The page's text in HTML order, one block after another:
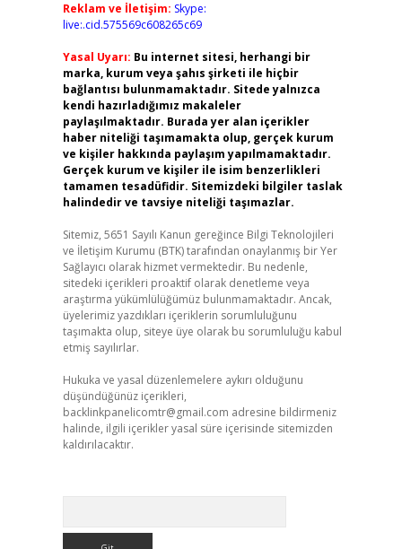
Reklam ve İletişim: Skype:
live:.cid.575569c608265c69
Yasal Uyarı: Bu internet sitesi, herhangi bir
marka, kurum veya şahıs şirketi ile hiçbir
bağlantısı bulunmamaktadır. Sitede yalnızca
kendi hazırladığımız makaleler
paylaşılmaktadır. Burada yer alan içerikler
haber niteliği taşımamakta olup, gerçek kurum
ve kişiler hakkında paylaşım yapılmamaktadır.
Gerçek kurum ve kişiler ile isim benzerlikleri
tamamen tesadüfidir. Sitemizdeki bilgiler taslak
halindedir ve tavsiye niteliği taşımazlar.
Sitemiz, 5651 Sayılı Kanun gereğince Bilgi Teknolojileri
ve İletişim Kurumu (BTK) tarafından onaylanmış bir Yer
Sağlayıcı olarak hizmet vermektedir. Bu nedenle,
sitedeki içerikleri proaktif olarak denetleme veya
araştırma yükümlülüğümüz bulunmamaktadır. Ancak,
üyelerimiz yazdıkları içeriklerin sorumluluğunu
taşımakta olup, siteye üye olarak bu sorumluluğu kabul
etmiş sayılırlar.
Hukuka ve yasal düzenlemelere aykırı olduğunu
düşündüğünüz içerikleri,
backlinkpanelicomtr@gmail.com adresine bildirmeniz
halinde, ilgili içerikler yasal süre içerisinde sitemizden
kaldırılacaktır.